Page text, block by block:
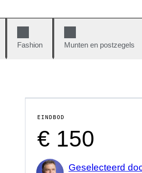
Fashion Munten en postzegels
EINDBOD
€ 150
Geselecteerd